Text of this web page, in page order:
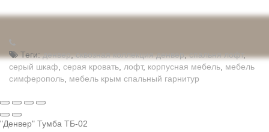
Теги:денвер,сквозная коллекция денвер,спальня лофт,
серый шкаф серая кровать лофт, корпусная мебель мебель
симферополь мебель крым спальный гарнитур
"Денвер" Тумба ТБ-02